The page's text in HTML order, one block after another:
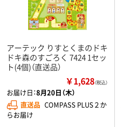
アーテック りすとくまのドキ
ドキ森のすごろく 7424 1セッ
ト(4個)（直送品）
￥1,628（税込）
お届け日：8月20日（木）
直送品 COMPASS PLUS２か
らお届け